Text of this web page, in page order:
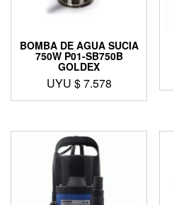
BOMBA DE AGUA SUCIA
750W P01-SB750B
GOLDEX
UYU $7.578